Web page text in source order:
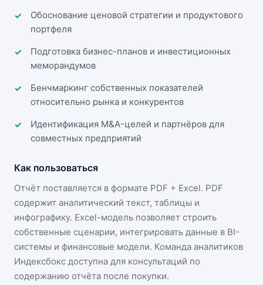
Обоснование ценовой стратегии и продуктового
портфеля
Подготовка бизнес-планов и инвестиционных
меморандумов
Бенчмаркинг собственных показателей
относительно рынка и конкурентов
Идентификация M&A-целей и партнёров для
совместных предприятий
Как пользоваться
Отчёт поставляется в формате PDF + Excel. PDF
содержит аналитический текст, таблицы и
инфографику. Excel-модель позволяет строить
собственные сценарии, интегрировать данные в BI-
системы и финансовые модели. Команда аналитиков
Индексбокс доступна для консультаций по
содержанию отчёта после покупки.